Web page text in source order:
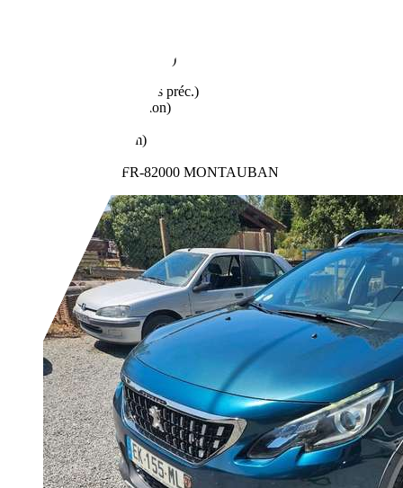
92 kW (125 CH)
- (Propriétaires préc.)
- (Transmission)
- (l/100 km)
FR-82000 MONTAUBAN